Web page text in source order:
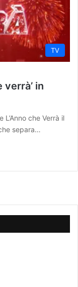
TV
verrà’ in
che Verrà il
separa…